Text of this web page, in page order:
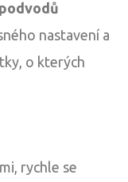
nastavení a
o kterých
rychle se